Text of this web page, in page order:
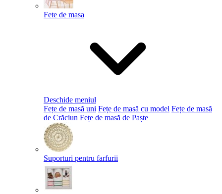
Fete de masa
Deschide meniul
Fețe de masă uni Fețe de masă cu model Fețe de masă
de Crăciun Fețe de masă de Paște​
Suporturi pentru farfurii